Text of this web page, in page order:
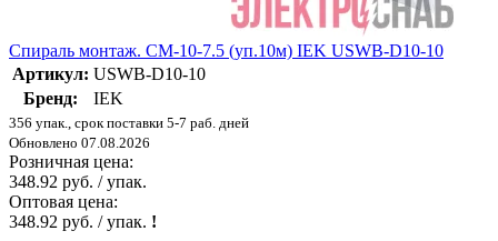
Спираль монтаж. СМ-10-7.5 (уп.10м) IEK USWB-D10-10
Артикул: USWB-D10-10
Бренд:
IEK
356 упак., срок поставки 5-7 раб. дней
Обновлено 07.08.2026
Розничная цена:
348.92 руб. / упак.
Оптовая цена:
348.92 руб. / упак. !